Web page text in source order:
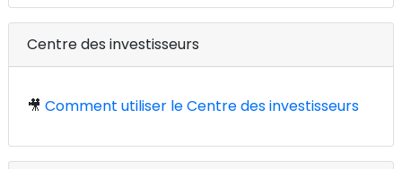
Centre des investisseurs
🎥 Comment utiliser le Centre des investisseurs